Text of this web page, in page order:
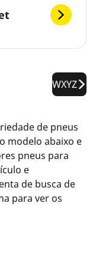
WXYZ
de pneus
modelo abaixo e
pneus para
e
de busca de
para ver os